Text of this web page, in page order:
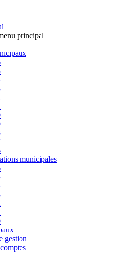
principal
municipales
gestion